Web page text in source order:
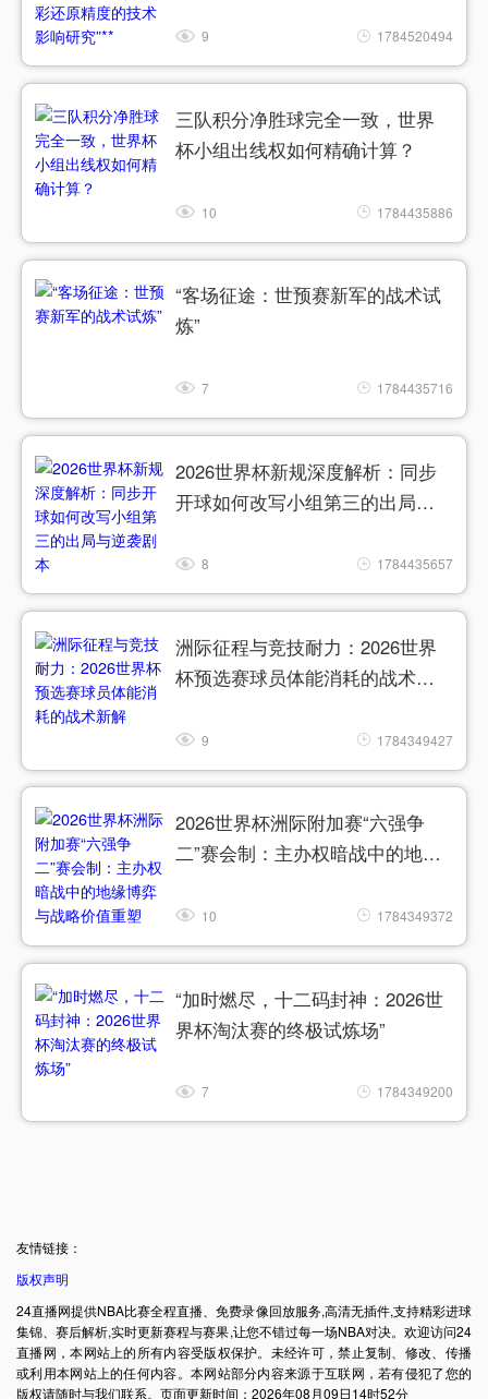
9 1784520494
三队积分净胜球完全一致，世界
杯小组出线权如何精确计算？
10 1784435886
“客场征途：世预赛新军的战术试
炼”
7 1784435716
2026世界杯新规深度解析：同步
开球如何改写小组第三的出局与
8 1784435657
洲际征程与竞技耐力：2026世界
杯预选赛球员体能消耗的战术新
9 1784349427
2026世界杯洲际附加赛“六强争
二”赛会制：主办权暗战中的地缘
10 1784349372
“加时燃尽，十二码封神：2026世
界杯淘汰赛的终极试炼场”
7 1784349200
友情链接：
版权声明
24直播网提供NBA比赛全程直播、免费录像回放服务,高清无插件,支持精彩进球
集锦、赛后解析,实时更新赛程与赛果,让您不错过每一场NBA对决。欢迎访问24
直播网，本网站上的所有内容受版权保护。未经许可，禁止复制、修改、传播
或利用本网站上的任何内容。本网站部分内容来源于互联网，若有侵犯了您的
版权请随时与我们联系。页面更新时间：2026年08月09日14时52分